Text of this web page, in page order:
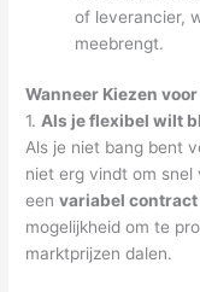
of leverancier,
meebrengt.
Wanneer Kiezen
1.Als je flexibel wilt
Als je niet bang bent
niet erg vindt om snel
eenvariabel contract
mogelijkheid om te
marktprijzen dalen.